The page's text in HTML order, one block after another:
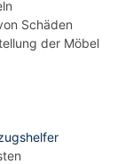
Schäden
der Möbel